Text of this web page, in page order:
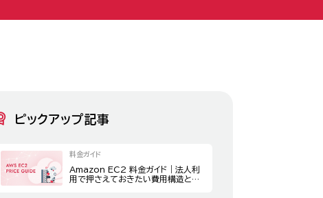
ピックアップ記事
料金ガイド
Amazon EC2 料金ガイド｜法人利
用で押さえておきたい費用構造とコ